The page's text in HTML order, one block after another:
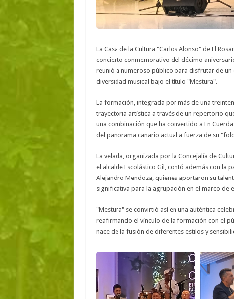
La Casa de la Cultura "Carlos Alonso" de El
concierto conmemorativo del décimo
reunió a numeroso público para disfrutar de
diversidad musical bajo el título "Mestura".
La formación, integrada por más de una
trayectoria artística a través de un repertorio
una combinación que ha convertido a En
del panorama canario actual a fuerza de su
La velada, organizada por la Concejalía de
el alcalde Escolástico Gil, contó además con la
Alejandro Mendoza, quienes aportaron su
significativa para la agrupación en el marco de
"Mestura" se convirtió así en una auténtica
reafirmando el vínculo de la formación con el
nace de la fusión de diferentes estilos y